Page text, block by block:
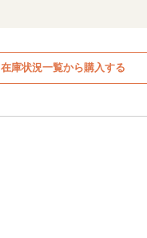
在庫状況一覧から購入する